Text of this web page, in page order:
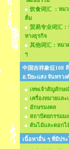
饮食词汇 ：หม
ดื่ม
贸易专业词汇
ทางธุรกิจ
其他词汇：หม
ๆ
中国吉祥象征108
อ.ปิยะแสง จันทรวง
เทพเจ้าสัญลักษ
เครื่องหมายและ
อักษรมงคล
สถาปัตยกรรมม
ต้นไม้และดอกไ
เนื้อหาอื่น ๆ ที่มีปร